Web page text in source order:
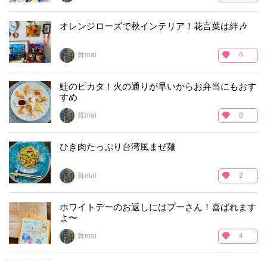
オレンジローズで秋インテリア！花言葉は絆🎶
舞mai 6
鮭のピカタ！火の通りが早いからお弁当にもおす
すめ
舞mai 8
ひき肉たっぷり台湾風まぜ麺
舞mai 2
ホワイトデーのお返しにはプーさん！喜ばれます
よ〜
舞mai 4